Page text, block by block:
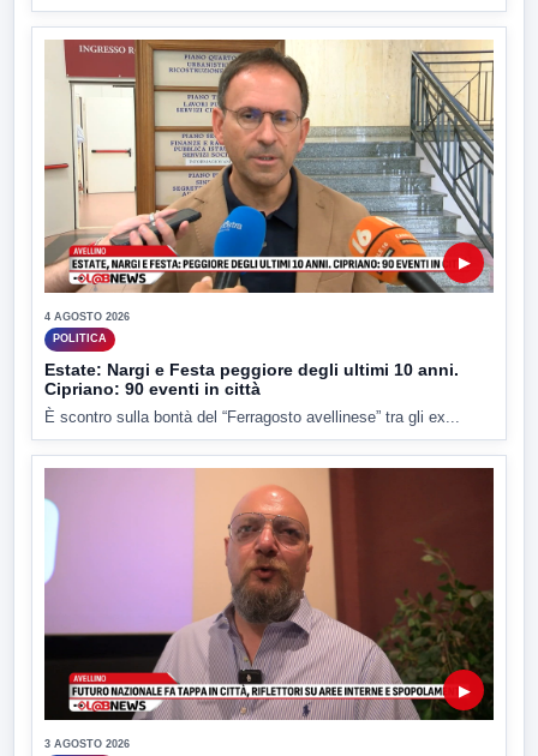
▶
4 AGOSTO 2026
POLITICA
Estate: Nargi e Festa peggiore degli ultimi 10 anni.
Cipriano: 90 eventi in città
È scontro sulla bontà del “Ferragosto avellinese” tra gli ex...
▶
3 AGOSTO 2026